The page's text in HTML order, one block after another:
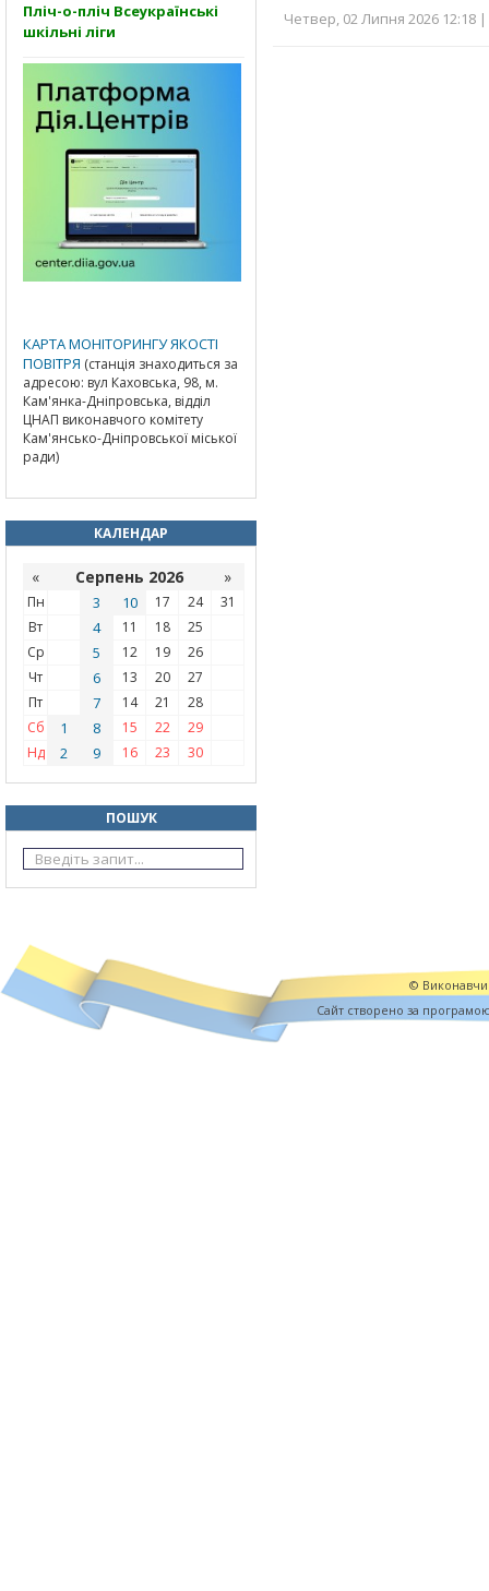
Пліч-о-пліч Всеукраїнські
шкільні ліги
КАРТА МОНІТОРИНГУ ЯКОСТІ
ПОВІТРЯ (станція знаходиться за
адресою: вул Каховська, 98, м.
Кам'янка-Дніпровська, відділ
ЦНАП виконавчого комітету
Кам'янсько-Дніпровської міської
ради)
КАЛЕНДАР
« Серпень 2026 »
Пн 3 10 17 24
31
Вт
4 11 18
25
Ср
5 12 19
26
Чт
6 13 20
27
Пт
7 14 21
28
Сб
1 8 15 22
29
Нд
2 9 16 23 30
ПОШУК
Четвер, 02 Липня 2026 12:18 |
©
Cайт створено за